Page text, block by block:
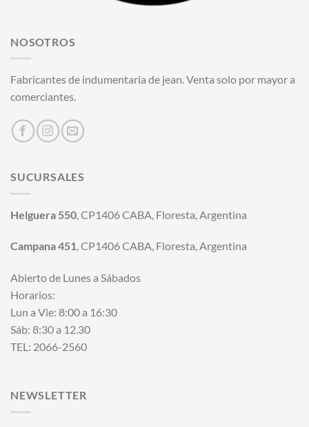
NOSOTROS
Fabricantes de indumentaria de jean. Venta solo por mayor a
comerciantes.
SUCURSALES
Helguera 550 , CP1406 CABA, Floresta, Argentina
Campana 451, CP1406 CABA, Floresta, Argentina
Abierto de Lunes a Sábados
Horarios:
Lun a Vie: 8:00 a 16:30
Sáb: 8:30 a 12.30
TEL: 2066-2560
NEWSLETTER